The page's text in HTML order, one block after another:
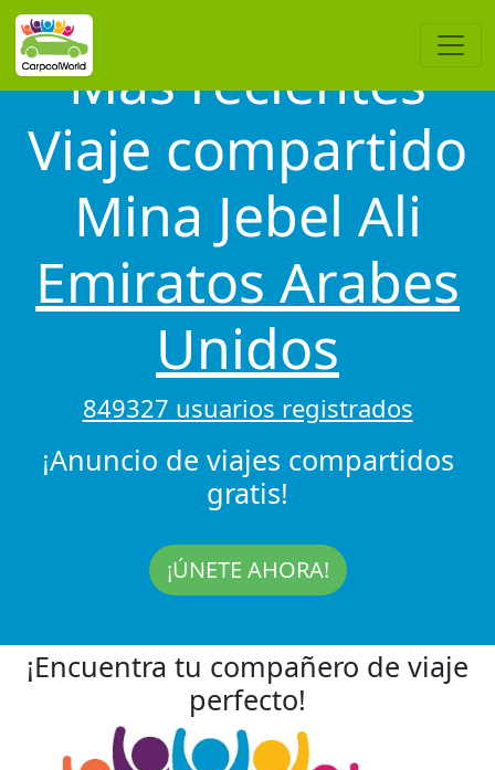
Más recientes
Viaje compartido
Mina Jebel Ali
Emiratos Arabes
Unidos
849327 usuarios registrados
¡Anuncio de viajes compartidos
gratis!
¡ÚNETE AHORA!
¡Encuentra tu compañero de viaje
perfecto!